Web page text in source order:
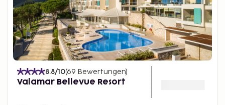
8.8/10(69 Bewertungen)
Valamar Bellevue Resort